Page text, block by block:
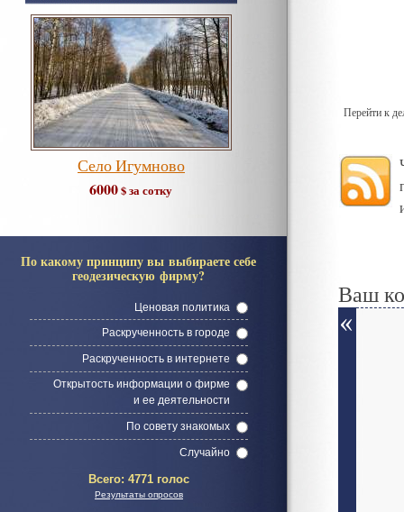
Село Игумново
6000$ за сотку
По какому принципу вы выбираете себе
геодезическую фирму?
Ценовая политика
Раскрученность в городе
Раскрученность в интернете
Открытость информации о фирме
и ее деятельности
По совету знакомых
Случайно
Всего: 4771 голос
Результаты опросов
Перейти к
Ваш